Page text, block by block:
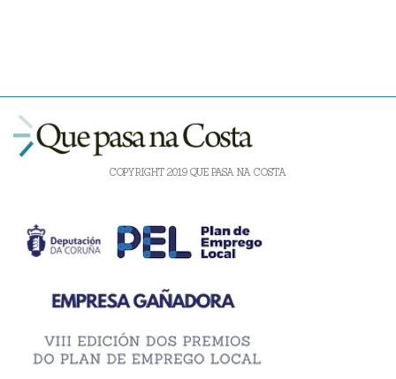
COPYRIGHT 2019 QUE PASA NA COSTA